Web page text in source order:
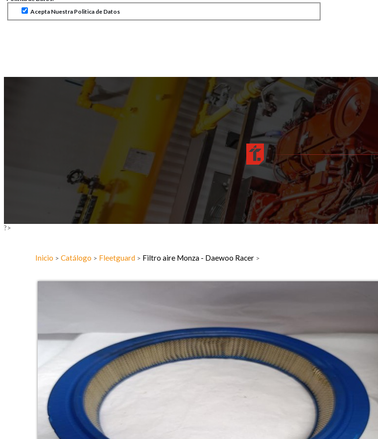
Acepta Nuestra Politica de Datos
?>
Inicio > Catálogo > Fleetguard > Filtro aire Monza - Daewoo Racer >